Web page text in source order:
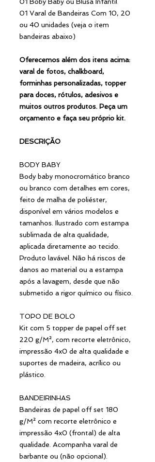
01 Varal de Bandeiras Com 10, 20
ou 40 unidades (veja o item
bandeiras abaixo)
Oferecemos além dos itens acima:
varal de fotos, chalkboard,
forminhas personalizadas, topper
para doces, rótulos, adesivos e
muitos outros produtos. Peça um
orçamento e faça seu próprio kit.
DESCRIÇÃO
BODY BABY
Body baby monocromático branco
ou branco com detalhes em cores,
feito de malha de poliéster,
disponível em vários modelos e
tamanhos. Ilustrado com estampa
sublimada de alta qualidade,
aplicada diretamente ao tecido.
Produto lavável. Não há riscos de
danos ao material ou a estampa
após a lavagem, desde que não
submetido a rigor químico ou físico.
TOPO DE BOLO
Kit com 5 topper de papel off set
220 g/M², com recorte eletrônico,
impressão 4x0 de alta qualidade e
suportes de madeira, acrílico ou
plástico.
BANDEIRINHAS
Bandeiras de papel off set 180
g/M² com recorte eletrônico e
impressão 4x0 (frontal) de alta
qualidade. Acompanha varal de
barbante ou (não opcional).